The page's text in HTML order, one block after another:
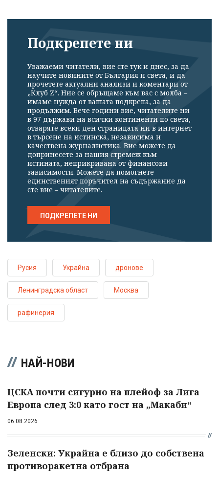
Подкрепете ни
Уважаеми читатели, вие сте тук и днес, за да
научите новините от България и света, и да
прочетете актуални анализи и коментари от
„Клуб Z“. Ние се обръщаме към вас с молба –
имаме нужда от вашата подкрепа, за да
продължим. Вече години вие, читателите ни
в 97 държави на всички континенти по света,
отваряте всеки ден страницата ни в интернет
в търсене на истинска, независима и
качествена журналистика. Вие можете да
допринесете за нашия стремеж към
истината, неприкривана от финансови
зависимости. Можете да помогнете
единственият поръчител на съдържание да
сте вие – читателите.
ПОДКРЕПЕТЕ НИ
Русия Украйна дронове
Ленинградска област Москва
рафинерия
НАЙ-НОВИ
ЦСКА почти сигурно на плейоф за Лига
Европа след 3:0 като гост на „Макаби“
06.08.2026
Зеленски: Украйна е близо до собствена
противоракетна отбрана